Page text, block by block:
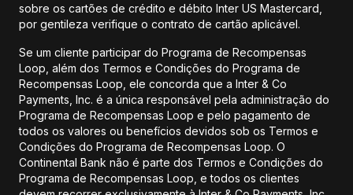
sobre os cartões de crédito e débito Inter US Mastercard,
por gentileza verifique o contrato de cartão aplicável.
Se um cliente participar do Programa de Recompensas
Loop, além dos Termos e Condições do Programa de
Recompensas Loop, ele concorda que a Inter & Co
Payments, Inc. é a única responsável pela administração do
Programa de Recompensas Loop e pelo pagamento de
todos os valores ou benefícios devidos sob os Termos e
Condições do Programa de Recompensas Loop. O
Continental Bank não é parte dos Termos e Condições do
Programa de Recompensas Loop, e todos os clientes